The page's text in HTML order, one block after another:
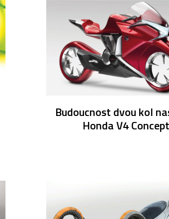
Budoucnost dvou kol
Honda V4 Concept